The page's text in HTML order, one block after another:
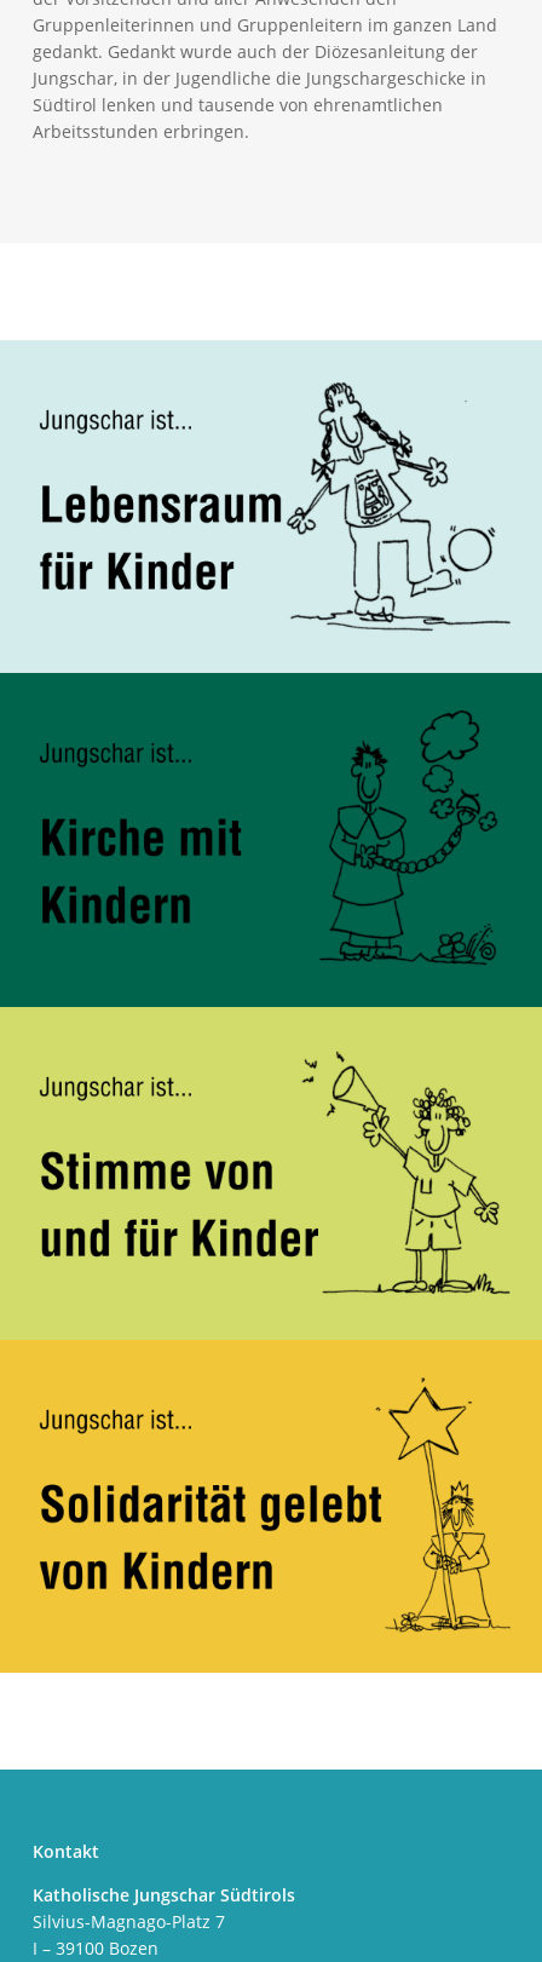
Gruppenleiterinnen und Gruppenleitern im ganzen Land
gedankt. Gedankt wurde auch der Diözesanleitung der
Jungschar, in der Jugendliche die Jungschargeschicke in
Südtirol lenken und tausende von ehrenamtlichen
Arbeitsstunden erbringen.
Kontakt
Katholische Jungschar Südtirols
Silvius-Magnago-Platz 7
I – 39100 Bozen